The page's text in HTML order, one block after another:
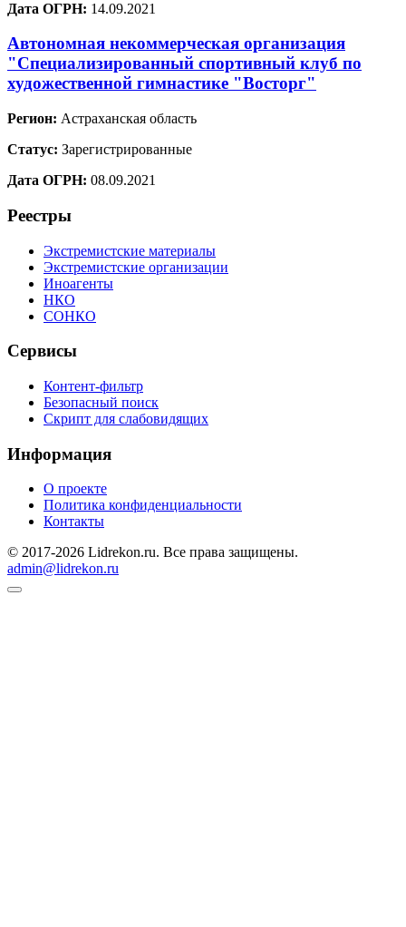
Дата ОГРН: 14.09.2021
Автономная некоммерческая организация
"Специализированный спортивный клуб по
художественной гимнастике "Восторг"
Регион: Астраханская область
Статус: Зарегистрированные
Дата ОГРН: 08.09.2021
Реестры
Экстремистские материалы
Экстремистские организации
Иноагенты
НКО
СОНКО
Сервисы
Контент-фильтр
Безопасный поиск
Скрипт для слабовидящих
Информация
О проекте
Политика конфиденциальности
Контакты
© 2017-2026 Lidrekon.ru. Все права защищены.
admin@lidrekon.ru